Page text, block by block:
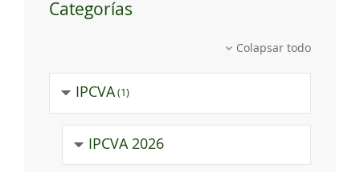
Categorías
Colapsar todo
IPCVA (1)
IPCVA 2026